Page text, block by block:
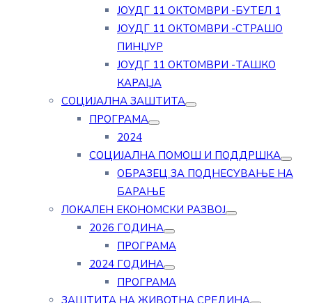
ЈОУДГ 11 ОКТОМВРИ -БУТЕЛ 1
ЈОУДГ 11 ОКТОМВРИ -СТРАШО
ПИНЏУР
ЈОУДГ 11 ОКТОМВРИ -ТАШКО
КАРАЏА
СОЦИЈАЛНА ЗАШТИТА
ПРОГРАМА
2024
СОЦИЈАЛНА ПОМОШ И ПОДДРШКА
ОБРАЗЕЦ ЗА ПОДНЕСУВАЊЕ НА
БАРАЊЕ
ЛОКАЛЕН ЕКОНОМСКИ РАЗВОЈ
2026 ГОДИНА
ПРОГРАМА
2024 ГОДИНА
ПРОГРАМА
ЗАШТИТА НА ЖИВОТНА СРЕДИНА